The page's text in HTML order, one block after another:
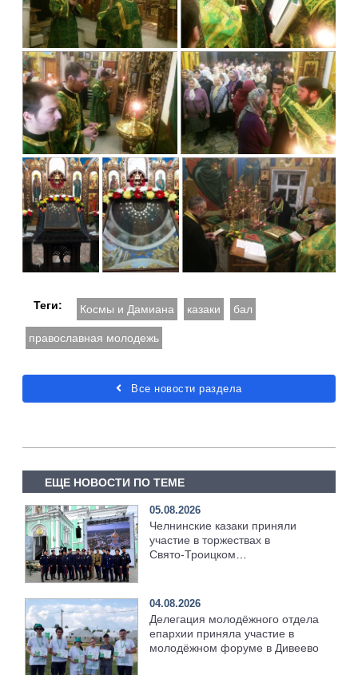
Теги: Космы и Дамиана казаки бал
православная молодежь
Все новости раздела
ЕЩЕ НОВОСТИ ПО ТЕМЕ
05.08.2026
Челнинские казаки приняли
участие в торжествах в
Свято‑Троицком
04.08.2026
Делегация молодёжного отдела
епархии приняла участие в
молодёжном форуме в Дивеево